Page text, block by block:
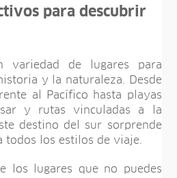
para descubrir
variedad de lugares para
y la naturaleza. Desde
al Pacífico hasta playas
y rutas vinculadas a la
destino del sur sorprende
todos los estilos de viaje.
los lugares que no puedes